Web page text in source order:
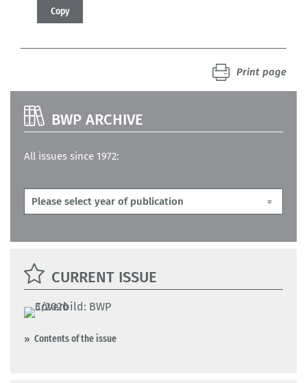
Copy
Print page
BWP ARCHIVE
All issues since 1972:
CURRENT ISSUE
Contents of the issue